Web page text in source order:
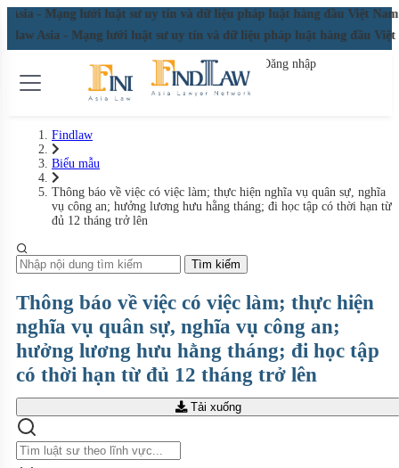
- Mạng lưới luật sư uy tín và dữ liệu pháp luật hàng đầu Việt
Asia - Mạng lưới luật sư uy tín và dữ liệu pháp luật hàng đầu
Đăng nhập
Findlaw
Biểu mẫu
Thông báo về việc có việc làm; thực hiện nghĩa vụ quân sự, nghĩa
vụ công an; hưởng lương hưu hằng tháng; đi học tập có thời hạn từ
đủ 12 tháng trở lên
Tìm kiếm
Thông báo về việc có việc làm; thực hiện
nghĩa vụ quân sự, nghĩa vụ công an;
hưởng lương hưu hằng tháng; đi học tập
có thời hạn từ đủ 12 tháng trở lên
Tải xuống